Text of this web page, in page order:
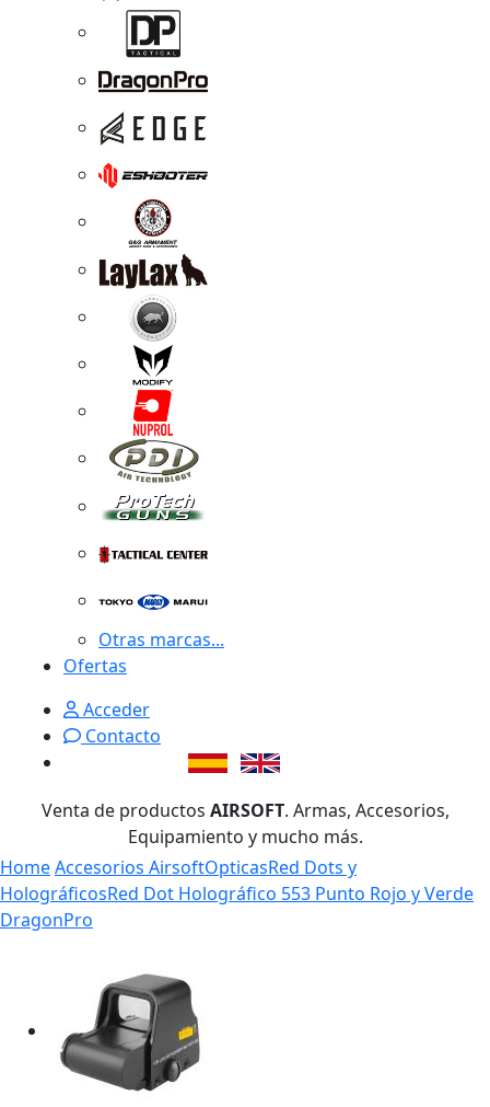
Otras marcas...
Ofertas
Acceder
Contacto
Venta de productos AIRSOFT. Armas, Accesorios,
Equipamiento y mucho más.
HomeAccesorios AirsoftOpticasRed Dots y
HolográficosRed Dot Holográfico 553 Punto Rojo y Verde
DragonPro